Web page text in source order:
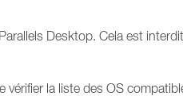
Desktop. Cela est
vérifier la liste des OS